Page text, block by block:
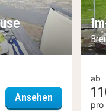
Ansehen im-jaich
ab
pro